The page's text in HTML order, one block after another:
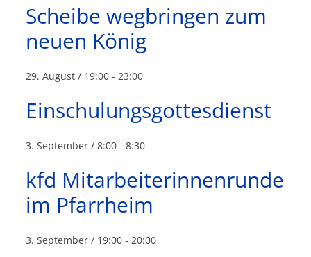
Scheibe wegbringen zum
neuen König
29. August / 19:00 - 23:00
Einschulungsgottesdienst
3. September / 8:00 -8:30
kfd Mitarbeiterinnenrunde
im Pfarrheim
3. September / 19:00 - 20:00